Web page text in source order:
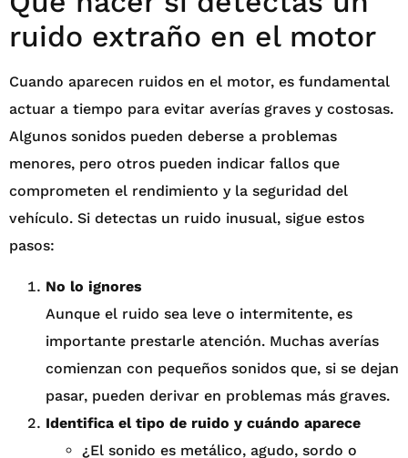
ruido extraño en el motor
Cuando aparecen ruidos en el motor, es fundamental
actuar a tiempo para evitar averías graves y costosas.
Algunos sonidos pueden deberse a problemas
menores, pero otros pueden indicar fallos que
comprometen el rendimiento y la seguridad del
vehículo. Si detectas un ruido inusual, sigue estos
pasos:
No lo ignores
Aunque el ruido sea leve o intermitente, es
importante prestarle atención. Muchas averías
comienzan con pequeños sonidos que, si se dejan
pasar, pueden derivar en problemas más graves.
Identifica el tipo de ruido y cuándo aparece
¿El sonido es metálico, agudo, sordo o